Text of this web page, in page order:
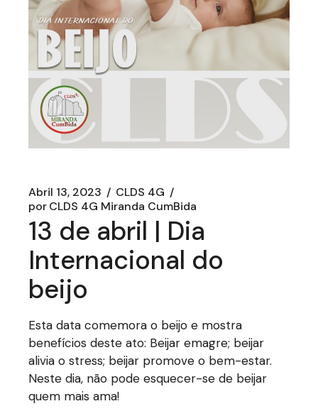
Abril 13, 2023
CLDS 4G
porCLDS 4G Miranda CumBida
13 de abril | Dia
Internacional do
beijo
Esta data comemora o beijo e mostra
benefícios deste ato: Beijar emagre; beijar
alivia o stress; beijar promove o bem-estar.
Neste dia, não pode esquecer-se de beijar
quem mais ama!